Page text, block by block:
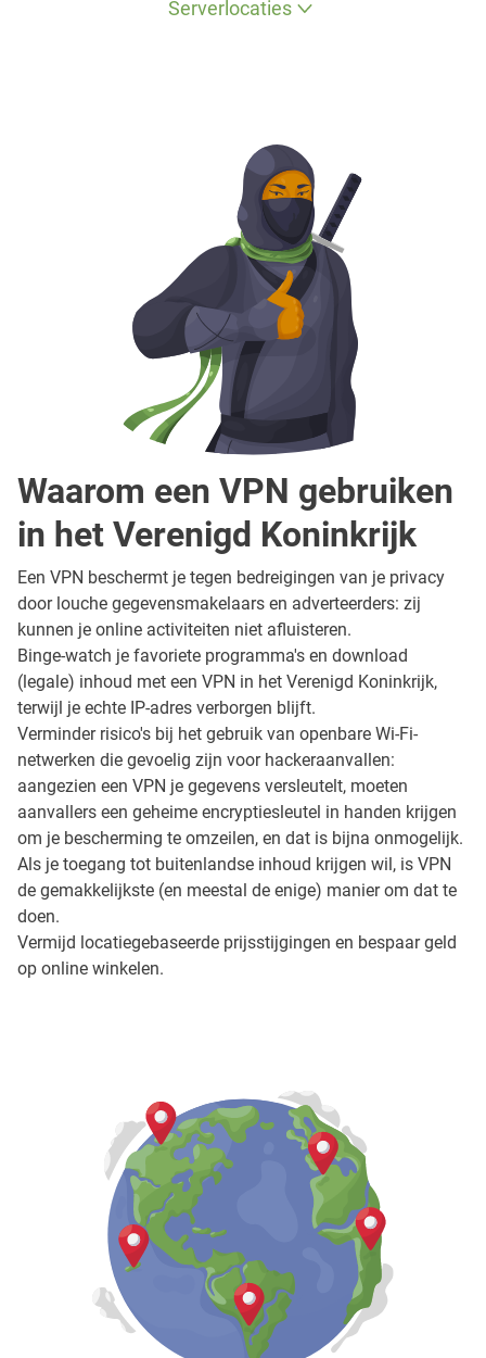
Serverlocaties
Waarom een VPN gebruiken
in het Verenigd Koninkrijk
Een VPN beschermt je tegen bedreigingen van je privacy
door louche gegevensmakelaars en adverteerders: zij
kunnen je online activiteiten niet afluisteren.
Binge-watch je favoriete programma's en download
(legale) inhoud met een VPN in het Verenigd Koninkrijk,
terwijl je echte IP-adres verborgen blijft.
Verminder risico's bij het gebruik van openbare Wi-Fi-
netwerken die gevoelig zijn voor hackeraanvallen:
aangezien een VPN je gegevens versleutelt, moeten
aanvallers een geheime encryptiesleutel in handen krijgen
om je bescherming te omzeilen, en dat is bijna onmogelijk.
Als je toegang tot buitenlandse inhoud krijgen wil, is VPN
de gemakkelijkste (en meestal de enige) manier om dat te
doen.
Vermijd locatiegebaseerde prijsstijgingen en bespaar geld
op online winkelen.